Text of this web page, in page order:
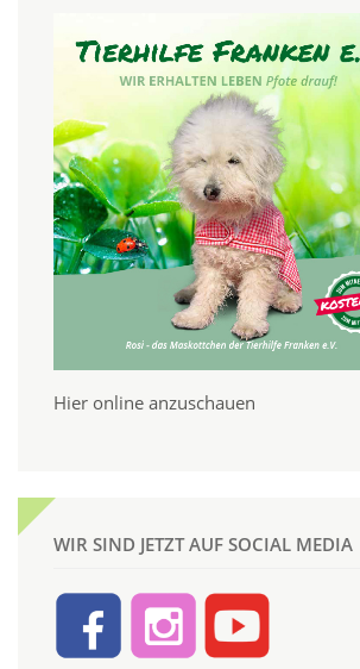
Hier online anzuschauen
WIR SIND JETZT AUF SOCIAL MEDIA